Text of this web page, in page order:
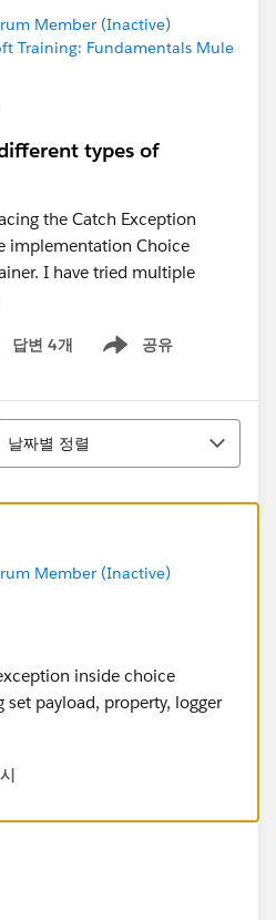
Member (Inactive)
Training: Fundamentals Mule
types of
the Catch Exception
implementation Choice
I have tried multiple
답변 4개 공유
Show menu
렬
날짜별 정렬
Member (Inactive)
inside choice
payload, property, logger